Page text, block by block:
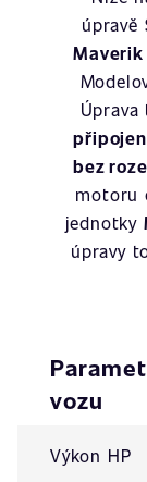
úpravě
Maverik
bez
motoru
jednotky
úpravy
vozu
Výkon HP